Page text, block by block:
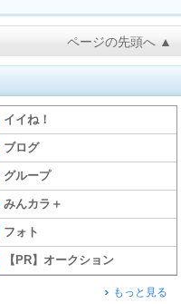
ページの先頭へ ▲
イイね！
ブログ
グループ
みんカラ＋
フォト
【PR】オークション
もっと見る